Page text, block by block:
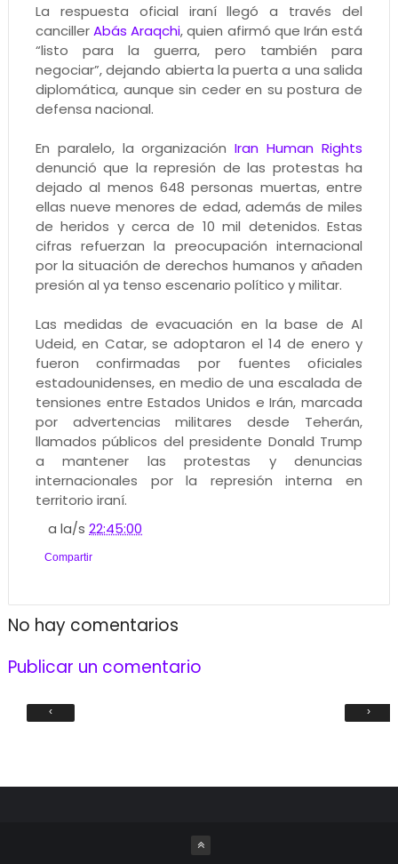
La respuesta oficial iraní llegó a través del
cancillerAbás Araqchi, quien afirmó que Irán está
“listo para la guerra, pero también para
negociar”, dejando abierta la puerta a una salida
diplomática, aunque sin ceder en su postura de
defensa nacional.
En paralelo, la organizaciónIran Human Rights
denunció que la represión de las protestas ha
dejado al menos 648 personas muertas, entre
ellas nueve menores de edad, además de miles
de heridos y cerca de 10 mil detenidos. Estas
cifras refuerzan la preocupación internacional
por la situación de derechos humanos y añaden
presión al ya tenso escenario político y militar.
Las medidas de evacuación en la base de Al
Udeid, en Catar, se adoptaron el 14 de enero y
fueron confirmadas por fuentes oficiales
estadounidenses, en medio de una escalada de
tensiones entre Estados Unidos e Irán, marcada
por advertencias militares desde Teherán,
llamados públicos del presidente Donald Trump
a mantener las protestas y denuncias
internacionales por la represión interna en
territorio iraní.
a la/s22:45:00
Compartir
No hay comentarios
Publicar un comentario
‹ ›